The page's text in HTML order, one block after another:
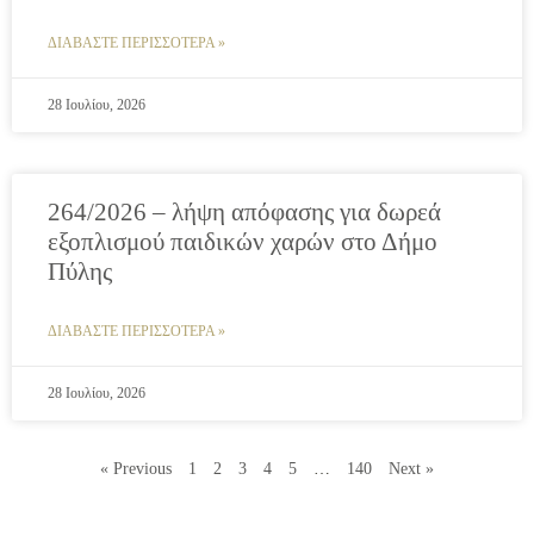
ΔΙΑΒΑΣΤΕ ΠΕΡΙΣΣΟΤΕΡΑ »
28 Ιουλίου, 2026
264/2026 – λήψη απόφασης για δωρεά
εξοπλισμού παιδικών χαρών στο Δήμο
Πύλης
ΔΙΑΒΑΣΤΕ ΠΕΡΙΣΣΟΤΕΡΑ »
28 Ιουλίου, 2026
« Previous 1 2 3 4 5 … 140 Next »